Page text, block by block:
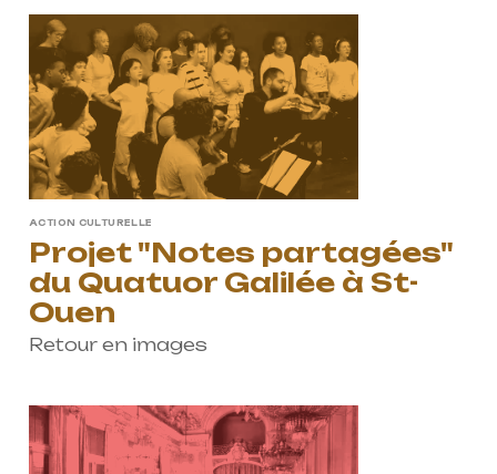
ACTION CULTURELLE
Projet "Notes partagées"
du Quatuor Galilée à St-
Ouen
Retour en images
ProQuartet - Centre
Européen de Musique de
Chambre
Résidence jeunes
interprètes
Formation
masterclasses
Projets européens